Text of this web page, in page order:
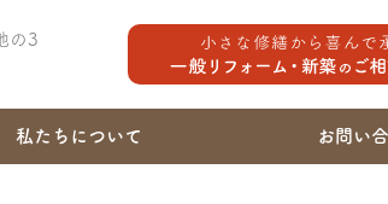
の3
私たちについて お問い